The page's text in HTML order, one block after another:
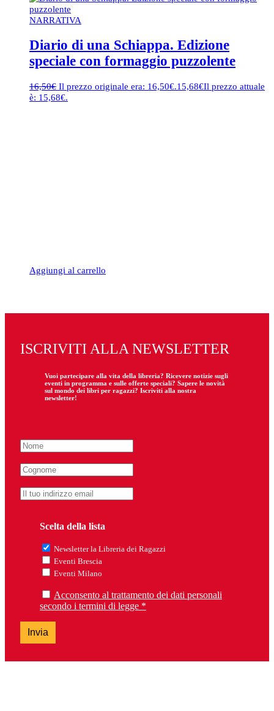
NARRATIVA
Diario di una Schiappa. Edizione
speciale con formaggio puzzolente
16,50€ Il prezzo originale era: 16,50€.15,68€Il prezzo attuale
è: 15,68€.
Aggiungi al carrello
ISCRIVITI ALLA NEWSLETTER
Vuoi partecipare alla vita della libreria? Ricevere notizie sugli
eventi in programma e sulle offerte speciali? Sapere le novità
sul mondo dei libri per ragazzi? Iscriviti alla nostra
newsletter!
Scelta della lista
Newsletter la Libreria dei Ragazzi
Eventi Brescia
Eventi Milano
Acconsento al trattamento dei dati personali
secondo i termini di legge *
Invia